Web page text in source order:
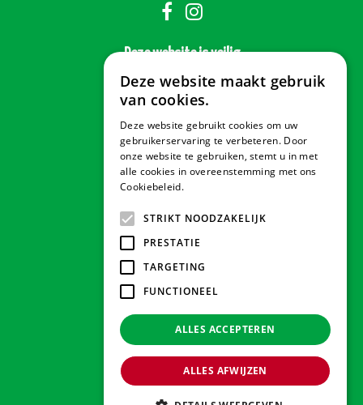
Deze website is veilig
Veilig betalen
Contact & Openingstijden
Tuindorado Gorredijk
Tuindorado Wolvega
© 2026 Tuindorado
Green Solutions
Deze website maakt gebruik
van cookies.
Deze website gebruikt cookies om uw
gebruikerservaring te verbeteren. Door
onze website te gebruiken, stemt u in met
alle cookies in overeenstemming met ons
Cookiebeleid.
STRIKT NOODZAKELIJK
PRESTATIE
TARGETING
FUNCTIONEEL
ALLES ACCEPTEREN
ALLES AFWIJZEN